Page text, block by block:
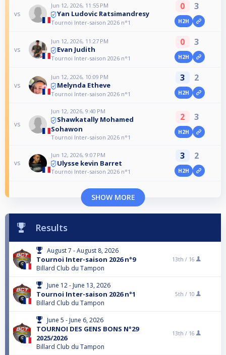
vs
Jun 12, 2026, 11:55 PM
Yan Ludovic Ratsimandresy
Tournoi Inter-saison 2026 n°1
0 3
H2H
vs
Jun 12, 2026, 11:27 PM
Evan Judith
Tournoi Inter-saison 2026 n°1
0 3
H2H
vs
Jun 12, 2026, 10:09 PM
Melynda Etheve
Tournoi Inter-saison 2026 n°1
3 2
H2H
vs
Jun 12, 2026, 9:40 PM
Shawkatally Mohamed
Sohawon
Tournoi Inter-saison 2026 n°1
2 3
H2H
vs
Jun 12, 2026, 9:07 PM
Ulysse kevin Barret
Tournoi Inter-saison 2026 n°1
3 2
H2H
SHOW MORE
Results
August 7 - August 8, 2026
Tournoi Inter-saison 2026 n°9
Billard Club du Tampon
13th / 16
June 12 - June 13, 2026
Tournoi Inter-saison 2026 n°1
Billard Club du Tampon
5th / 10
June 5 - June 6, 2026
TOURNOI DES GENS BONS N°29
2025/2026
Billard Club du Tampon
13th / 16